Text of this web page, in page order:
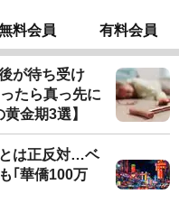
料会員 有料会員
が待ち受け
たら真っ先に
金期3選】
は正反対…ベ
｢華僑100万